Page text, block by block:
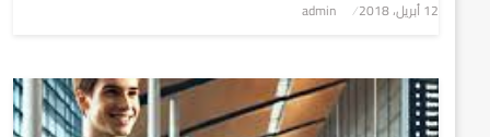
نُشر
12 أبريل، 2018 admin